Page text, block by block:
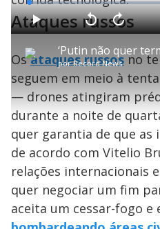
Ataques russos
P
l
a
y
porRecord News
P V
t
a
r
0
e
g
n
d
s
A
n
ç
a
1
s
e
u
n
o
s
M
u
d
o
L
o
a
d
e
:
1
.
6
2
%
Osataques russosno
seguem em meio à
— drones atingiram
durante a noite de
quer garantia de que as
de acordo com Vitelio
relações internacionais
quer negociar um fim
aceita um cessar-fogo